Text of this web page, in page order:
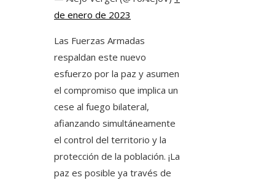
de enero de 2023
Las Fuerzas Armadas
respaldan este nuevo
esfuerzo por la paz y asumen
el compromiso que implica un
cese al fuego bilateral,
afianzando simultáneamente
el control del territorio y la
protección de la población. ¡La
paz es posible ya través de